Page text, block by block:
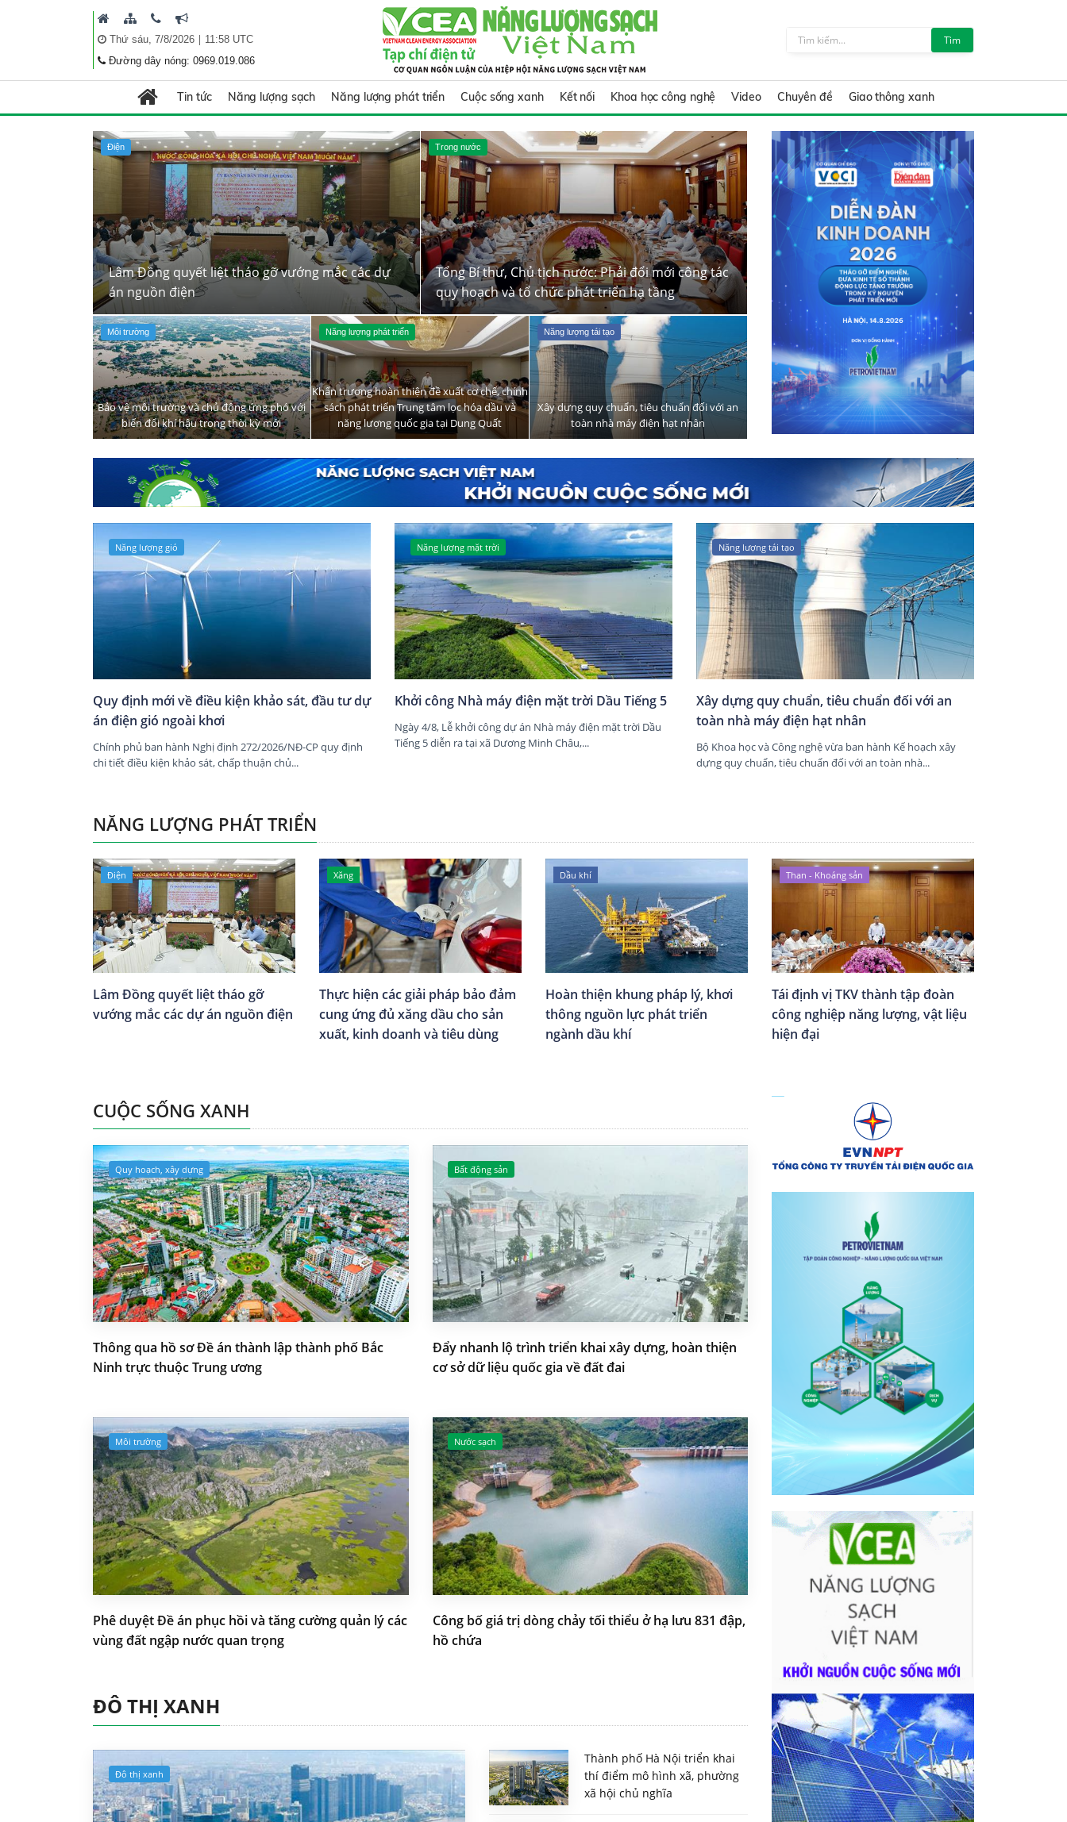
Thứ sáu, 7/8/2026| 11:58 UTC
Đường dây nóng: 0969.019.086
Tìm
Tin tức Năng lượng sạch Năng lượng phát triển Cuộc sống xanh Kết nối Khoa học công nghệ Video Chuyên đề Giao thông xanh
Điện
Lâm Đồng quyết liệt tháo gỡ vướng mắc các dự
án nguồn điện
Trong nước
Tổng Bí thư, Chủ tịch nước: Phải đổi mới công tác
quy hoạch và tổ chức phát triển hạ tầng
Môi trường
Bảo vệ môi trường và chủ động ứng phó với
biến đổi khí hậu trong thời kỳ mới
Năng lượng phát triển
Khẩn trương hoàn thiện đề xuất cơ chế, chính
sách phát triển Trung tâm lọc hóa dầu và
năng lượng quốc gia tại Dung Quất
Năng lượng tái tạo
Xây dựng quy chuẩn, tiêu chuẩn đối với an
toàn nhà máy điện hạt nhân
Năng lượng gió
Quy định mới về điều kiện khảo sát, đầu tư dự
án điện gió ngoài khơi
Chính phủ ban hành Nghị định 272/2026/NĐ-CP quy định
chi tiết điều kiện khảo sát, chấp thuận chủ...
Năng lượng mặt trời
Khởi công Nhà máy điện mặt trời Dầu Tiếng 5
Ngày 4/8, Lễ khởi công dự án Nhà máy điện mặt trời Dầu
Tiếng 5 diễn ra tại xã Dương Minh Châu,...
Năng lượng tái tạo
Xây dựng quy chuẩn, tiêu chuẩn đối với an
toàn nhà máy điện hạt nhân
Bộ Khoa học và Công nghệ vừa ban hành Kế hoạch xây
dựng quy chuẩn, tiêu chuẩn đối với an toàn nhà...
NĂNG LƯỢNG PHÁT TRIỂN
Điện
Lâm Đồng quyết liệt tháo gỡ
vướng mắc các dự án nguồn điện
Xăng
Thực hiện các giải pháp bảo đảm
cung ứng đủ xăng dầu cho sản
xuất, kinh doanh và tiêu dùng
Dầu khí
Hoàn thiện khung pháp lý, khơi
thông nguồn lực phát triển
ngành dầu khí
Than - Khoáng sản
Tái định vị TKV thành tập đoàn
công nghiệp năng lượng, vật liệu
hiện đại
CUỘC SỐNG XANH
Quy hoạch, xây dựng
Thông qua hồ sơ Đề án thành lập thành phố Bắc
Ninh trực thuộc Trung ương
Bất động sản
Đẩy nhanh lộ trình triển khai xây dựng, hoàn thiện
cơ sở dữ liệu quốc gia về đất đai
Môi trường
Phê duyệt Đề án phục hồi và tăng cường quản lý các
vùng đất ngập nước quan trọng
Nước sạch
Công bố giá trị dòng chảy tối thiểu ở hạ lưu 831 đập,
hồ chứa
ĐÔ THỊ XANH
Đô thị xanh
Thành phố Hà Nội triển khai
thí điểm mô hình xã, phường
xã hội chủ nghĩa